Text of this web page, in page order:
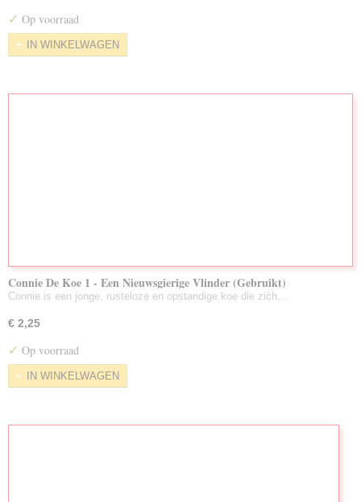
LuisterBoeken Gebruikt
Zeldzame DVD's
✓ Op voorraad
IN WINKELWAGEN
Connie De Koe 1 - Een Nieuwsgierige Vlinder (Gebruikt)
Connie is een jonge, rusteloze en opstandige koe die zich…
€ 2,25
✓ Op voorraad
IN WINKELWAGEN